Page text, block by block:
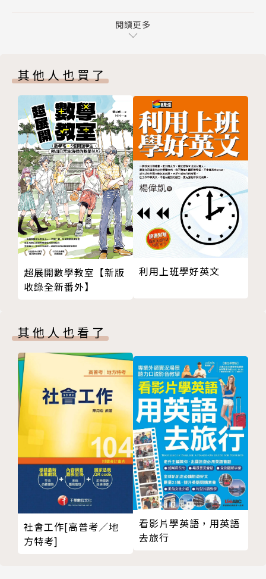
語言癌痊癒了。」
知名作家 朱宥勳：
「語言學的專業長期被文學界忽略，這是很嚴重的問
題。所以我很慶幸有這本書的問世，藉著『語言癌』的
事件切入，用科普的精神以清晰明確的文字扼要示範了
幾個語言學重要領域的思路，真的非常精彩。」
中正大學講座教授 戴浩一：
「本書的六位資深語言學家，這次跳脫他們長年鑽研的
議題，就社會大眾關心的「語言癌」提出他們的看法給
大眾參考，也意圖把語言學以科普的方式介紹給社會，
台灣語言學學會理事長 謝妙玲：
「語言學『重新與日常生活產生聯繫』，不僅能幫助我
們更加了解當下語言使用的豐富樣貌，還能讓我們重新
詮釋過去所未曾仔細思考的有趣現象。」
政治大學語言學研究所所長 張郇慧：
「從『做一個 XX 的動作』的說法開始，這幾位語言學
家讓我們看到語言的特質、語言的創新能力、人們理解
語言的能力，讓讀者能用更客觀的態度看待語言。」
清華大學語言學研究所教授 曹逢甫、
第二章 別鬧了，余光中先生！——從生成語法的角度
註釋
第三章 譬喻與修辭：語言癌的深度剖析
張榮興
註釋
第四章 語言癌？語言使用的觀點
徐嘉慧
註釋
第五章 語言潔癖 PK 語言癌
魏美瑤
註釋
第六章 語言癌：必也正名乎！附「語言癌不癌？」座
談會Q&A 精采紀錄
何德華
註釋
封底
閱讀更多
其他人也買了
超展開數學教室【新版
收錄全新番外】
利用上班學好英文
其他人也看了
社會工作[高普考／地
方特考]
看影片學英語，用英語
去旅行